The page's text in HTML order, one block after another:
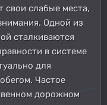
свои слабые места,
Одной из
сталкиваются
в системе
для
Частое
дорожном